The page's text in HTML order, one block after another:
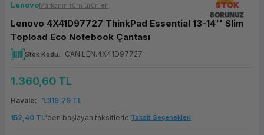
Fiş Yazıcı
Self Servis Ekranı
Panel PC
(Firewall)
Makinesi
Makinesi
Bağlantı
Yedekleme
Paketi
STOK
SORUNUZ
LenovoMarkanın tüm ürünleri
Lenovo 4X41D97727 ThinkPad Essential 13-14'' Slim
Topload Eco Notebook Çantası
Stok Kodu CAN.LEN.4X41D97727
1.360,60 TL
Havale
1.319,79 TL
152,40 TL'den başlayan taksitlerle!Taksit Seçenekleri